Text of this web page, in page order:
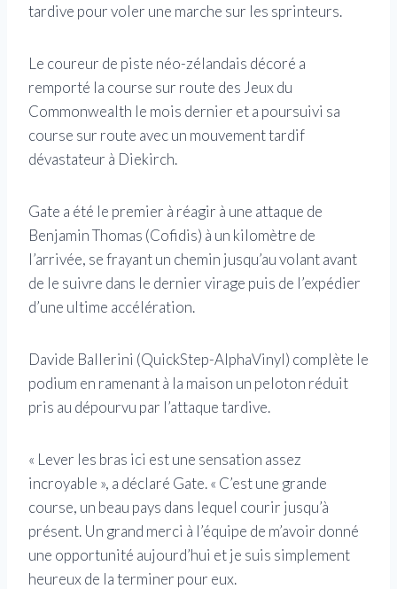
tardive pour voler une marche sur les sprinteurs.
Le coureur de piste néo-zélandais décoré a
remporté la course sur route des Jeux du
Commonwealth le mois dernier et a poursuivi sa
course sur route avec un mouvement tardif
dévastateur à Diekirch.
Gate a été le premier à réagir à une attaque de
Benjamin Thomas (Cofidis) à un kilomètre de
l’arrivée, se frayant un chemin jusqu’au volant avant
de le suivre dans le dernier virage puis de l’expédier
d’une ultime accélération.
Davide Ballerini (QuickStep-AlphaVinyl) complète le
podium en ramenant à la maison un peloton réduit
pris au dépourvu par l’attaque tardive.
« Lever les bras ici est une sensation assez
incroyable », a déclaré Gate. « C’est une grande
course, un beau pays dans lequel courir jusqu’à
présent. Un grand merci à l’équipe de m’avoir donné
une opportunité aujourd’hui et je suis simplement
heureux de la terminer pour eux.